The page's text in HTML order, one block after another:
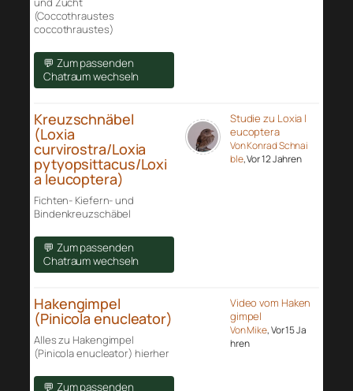
(Coccothraustes
coccothraustes)
💬 Zum passenden
Chatraum wechseln
Kreuzschnäbel
(Loxia
curvirostra/Loxia
pytyopsittacus/Loxi
a leucoptera)
Fichten- Kiefern- und
Bindenkreuzschäbel
💬 Zum passenden
Chatraum wechseln
Studie zu Loxia l
eucoptera
Von Konrad Schnai
ble, Vor 12 Jahren
Hakengimpel
(Pinicola enucleator)
Alles zu Hakengimpel
(Pinicola enucleator) hierher
💬 Zum passenden
Video vom Haken
gimpel
Von Mike, Vor 15 Ja
hren